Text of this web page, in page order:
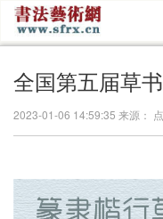
全国第五届草
2023-01-06 14:59:35 来源： 点